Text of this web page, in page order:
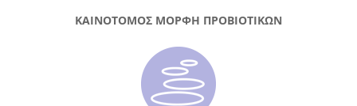
ΚΑΙΝΟΤΟΜΟΣ ΜΟΡΦΗ ΠΡΟΒΙΟΤΙΚΩΝ